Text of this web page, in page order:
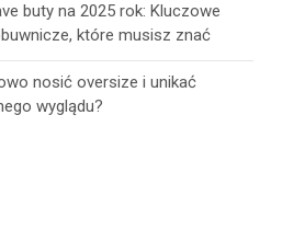
buty na 2025 rok: Kluczowe
które musisz znać
nosić oversize i unikać
wyglądu?